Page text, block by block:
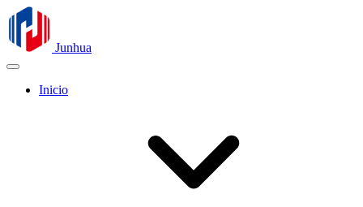
Junhua
Inicio